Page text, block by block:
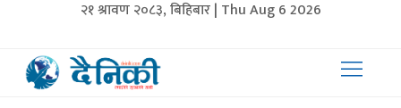
२१ श्रावण २०८३, बिहिबार | Thu Aug 6 2026